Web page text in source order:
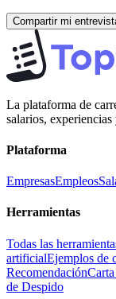
Compartir mi
La plataforma de
salarios,
Plataforma
EmpresasEmpleos
Herramientas
Todas las
artificialEjemplos de
Recomendación
de Despido